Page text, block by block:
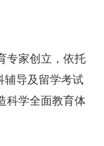
专家创立，依托
辅导及留学考试
科学全面教育体